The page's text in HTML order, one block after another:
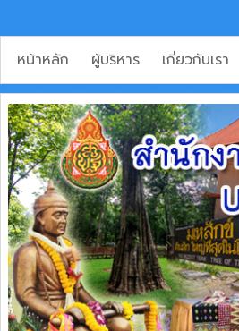
หน้าหลัก ผู้บริหาร เกี่ยวกับเรา